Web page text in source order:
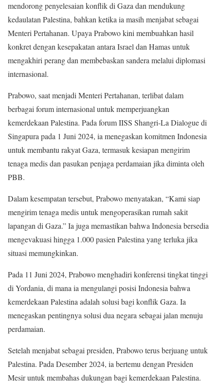
mendorong penyelesaian konflik di Gaza dan mendukung
kedaulatan Palestina, bahkan ketika ia masih menjabat sebagai
Menteri Pertahanan. Upaya Prabowo kini membuahkan hasil
konkret dengan kesepakatan antara Israel dan Hamas untuk
mengakhiri perang dan membebaskan sandera melalui diplomasi
internasional.
Prabowo, saat menjadi Menteri Pertahanan, terlibat dalam
berbagai forum internasional untuk memperjuangkan
kemerdekaan Palestina. Pada forum IISS Shangri-La Dialogue di
Singapura pada 1 Juni 2024, ia menegaskan komitmen Indonesia
untuk membantu rakyat Gaza, termasuk kesiapan mengirim
tenaga medis dan pasukan penjaga perdamaian jika diminta oleh
PBB.
Dalam kesempatan tersebut, Prabowo menyatakan, “Kami siap
mengirim tenaga medis untuk mengoperasikan rumah sakit
lapangan di Gaza.” Ia juga memastikan bahwa Indonesia bersedia
mengevakuasi hingga 1.000 pasien Palestina yang terluka jika
situasi memungkinkan.
Pada 11 Juni 2024, Prabowo menghadiri konferensi tingkat tinggi
di Yordania, di mana ia mengulangi posisi Indonesia bahwa
kemerdekaan Palestina adalah solusi bagi konflik Gaza. Ia
menegaskan pentingnya solusi dua negara sebagai jalan menuju
perdamaian.
Setelah menjabat sebagai presiden, Prabowo terus berjuang untuk
Palestina. Pada Desember 2024, ia bertemu dengan Presiden
Mesir untuk membahas dukungan bagi kemerdekaan Palestina.